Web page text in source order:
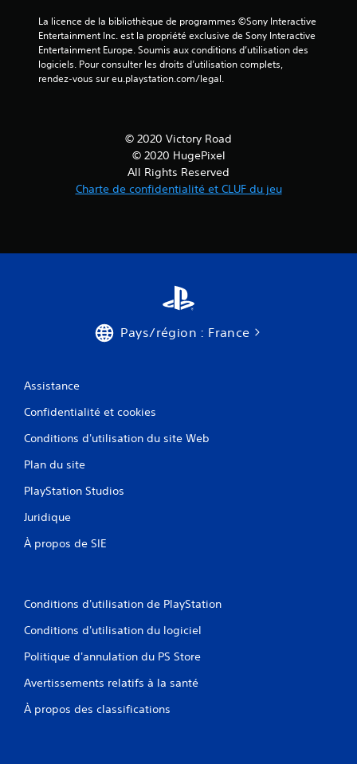
La licence de la bibliothèque de programmes ©Sony Interactive
Entertainment Inc. est la propriété exclusive de Sony Interactive
Entertainment Europe. Soumis aux conditions d’utilisation des
logiciels. Pour consulter les droits d’utilisation complets,
rendez-vous sur eu.playstation.com/legal.
© 2020 Victory Road
© 2020 HugePixel
All Rights Reserved
Charte de confidentialité et CLUF du jeu
Pays/région : France
Assistance
Confidentialité et cookies
Conditions d'utilisation du site Web
Plan du site
PlayStation Studios
Juridique
À propos de SIE
Conditions d'utilisation de PlayStation
Conditions d'utilisation du logiciel
Politique d'annulation du PS Store
Avertissements relatifs à la santé
À propos des classifications